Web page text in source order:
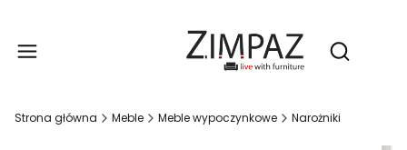
Otwórz
Strona główna Meble Meble wypoczynkowe Narożniki